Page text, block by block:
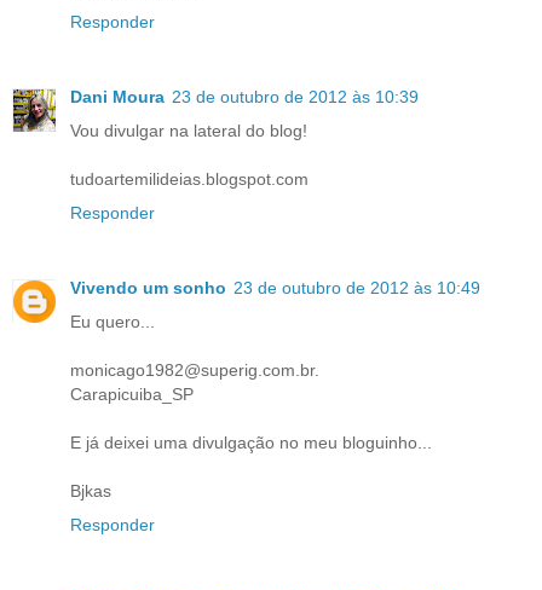
Responder
Dani Moura 23 de outubro de 2012 às 10:39
Vou divulgar na lateral do blog!
tudoartemilideias.blogspot.com
Responder
Vivendo um sonho 23 de outubro de 2012 às 10:49
Eu quero...
monicago1982@superig.com.br.
Carapicuiba_SP
E já deixei uma divulgação no meu bloguinho...
Bjkas
Responder